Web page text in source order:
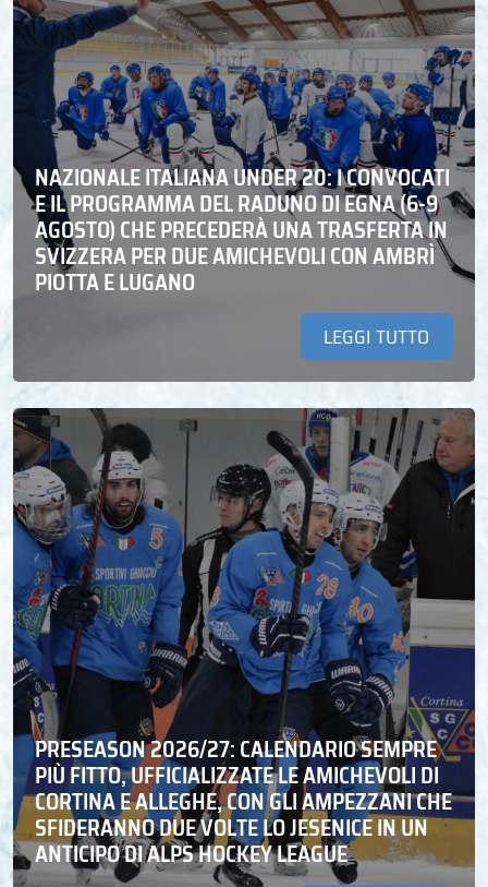
NAZIONALE ITALIANA UNDER 20: I CONVOCATI
E IL PROGRAMMA DEL RADUNO DI EGNA (6-9
AGOSTO) CHE PRECEDERÀ UNA TRASFERTA IN
SVIZZERA PER DUE AMICHEVOLI CON AMBRÌ
PIOTTA E LUGANO
LEGGI TUTTO
PRESEASON 2026/27: CALENDARIO SEMPRE
PIÙ FITTO, UFFICIALIZZATE LE AMICHEVOLI DI
CORTINA E ALLEGHE, CON GLI AMPEZZANI CHE
SFIDERANNO DUE VOLTE LO JESENICE IN UN
ANTICIPO DI ALPS HOCKEY LEAGUE